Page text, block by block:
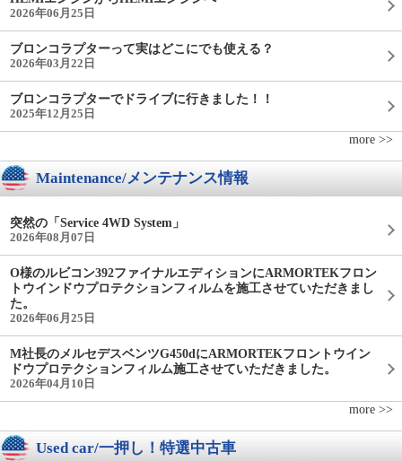
2026年06月25日
ブロンコラプターって実はどこにでも使える？
2026年03月22日
ブロンコラプターでドライブに行きました！！
2025年12月25日
more >>
Maintenance/メンテナンス情報
突然の「Service 4WD System」
2026年08月07日
O様のルビコン392ファイナルエディションにARMORTEKフロン
トウインドウプロテクションフィルムを施工させていただきまし
た。
2026年06月25日
M社長のメルセデスベンツG450dにARMORTEKフロントウイン
ドウプロテクションフィルム施工させていただきました。
2026年04月10日
more >>
Used car/一押し！特選中古車